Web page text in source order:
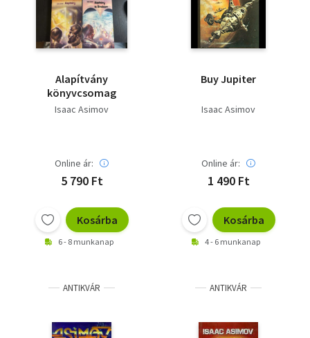
Alapítvány
könyvcsomag
Isaac Asimov
Online ár:
5 790 Ft
Kosárba
6 - 8 munkanap
Buy Jupiter
Isaac Asimov
Online ár:
1 490 Ft
Kosárba
4 - 6 munkanap
ANTIKVÁR ANTIKVÁR